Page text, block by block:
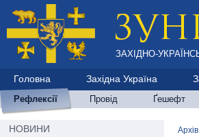
ЗАХІДНО-
Головна Західна Україна
Рефлексії Провід Ґешефт
НОВИНИ Архів